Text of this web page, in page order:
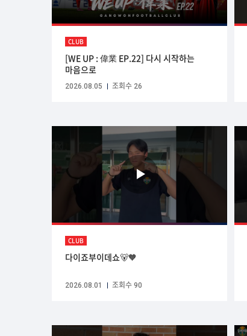
CLUB
[WE UP : 偉業 EP.22] 다시 시작하는
마음으로
2026.08.05 조회수 26
CLUB
다이죠부이데쇼🐻🧡
2026.08.01 조회수 90